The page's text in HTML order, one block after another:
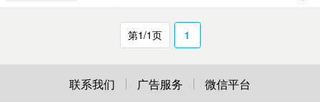
第1/1页 1
联系我们 广告服务 微信平台